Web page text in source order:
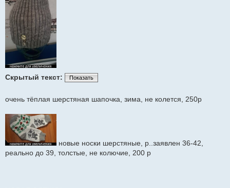
Скрытый текст: Показать
очень тёплая шерстяная шапочка, зима, не колется, 250р
новые носки шерстяные, р..заявлен 36-42,
реально до 39, толстые, не колючие, 200 р